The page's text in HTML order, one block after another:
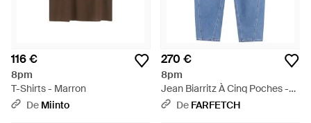
116 €
8pm
T-Shirts - Marron
De Miinto
270 €
8pm
Jean Biarritz À Cinq Poches -
BleuDe FARFETCH